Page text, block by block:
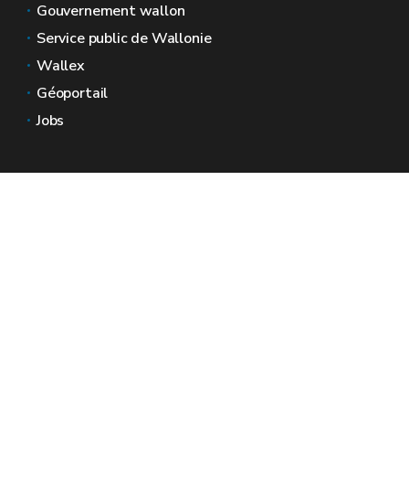
Gouvernement wallon
Service public de Wallonie
Wallex
Géoportail
Jobs